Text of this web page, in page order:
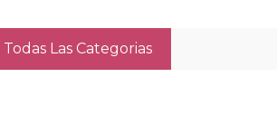
Todas Las Categorias